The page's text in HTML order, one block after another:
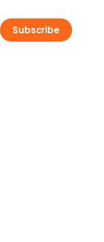
Subscribe